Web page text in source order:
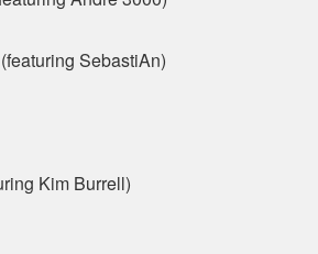
SebastiAn)
Kim Burrell)